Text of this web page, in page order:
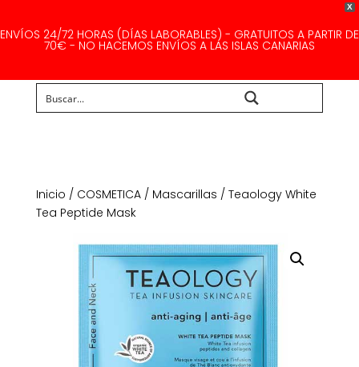
X
ENVÍOS 24/72 HORAS (DÍAS LABORABLES) - GRATUITOS A PARTIR DE
70€ - NO HACEMOS ENVÍOS A LAS ISLAS CANARIAS
Inicio / COSMETICA/ Mascarillas / Teaology White
Tea Peptide Mask